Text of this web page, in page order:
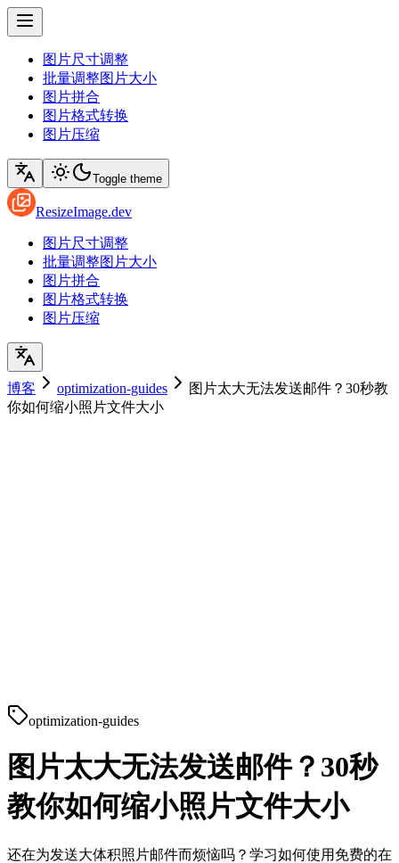
图片尺寸调整
批量调整图片大小
图片拼合
图片格式转换
图片压缩
Toggle theme
ResizeImage.dev
图片尺寸调整
批量调整图片大小
图片拼合
图片格式转换
图片压缩
博客 optimization-guides
图片太大无法发送邮件？30秒教
你如何缩小照片文件大小
optimization-guides
图片太大无法发送邮件？30秒
教你如何缩小照片文件大小
还在为发送大体积照片邮件而烦恼吗？学习如何使用免费的在